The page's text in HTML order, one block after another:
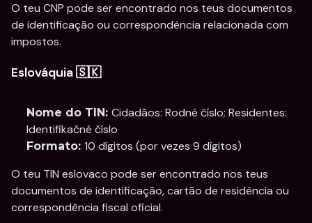
O teu CNP pode ser encontrado nos teus documentos
de identificação ou correspondência relacionada com
impostos.
Eslováquia 🇸🇰
Nome do TIN: Cidadãos: Rodné číslo; Residentes:
Identifikačné číslo
Formato: 10 dígitos (por vezes 9 dígitos)
O teu TIN eslovaco pode ser encontrado nos teus
documentos de identificação, cartão de residência ou
correspondência fiscal oficial.